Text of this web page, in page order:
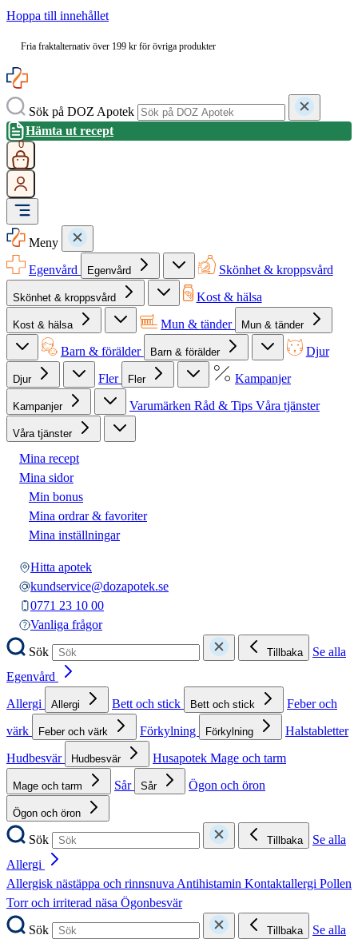
Hoppa till innehållet
Fria fraktalternativ över 199 kr för övriga produkter
Sök på DOZ Apotek
Hämta ut recept
0
Meny
Egenvård
Egenvård Skönhet & kroppsvård
Skönhet & kroppsvård Kost & hälsa
Kost & hälsa Mun & tänder Mun & tänder
Barn & förälder Barn & förälder Djur
Djur Fler Fler Kampanjer
Kampanjer Varumärken Råd & Tips Våra tjänster
Våra tjänster
Mina recept
Mina sidor
Min bonus
Mina ordrar & favoriter
Mina inställningar
Hitta apotek
kundservice@dozapotek.se
0771 23 10 00
Vanliga frågor
Sök
Tillbaka
Se alla
Egenvård
Allergi
Allergi Bett och stick Bett och stick
Feber och
värk
Feber och värk Förkylning Förkylning
Halstabletter
Hudbesvär
Hudbesvär Husapotek Mage och tarm
Mage och tarm Sår Sår Ögon och öron
Ögon och öron
Sök Tillbaka
Se alla
Allergi
Allergisk nästäppa och rinnsnuvaAntihistamin Kontaktallergi Pollen
Torr och irriterad näsa Ögonbesvär
Sök
Tillbaka
Se alla